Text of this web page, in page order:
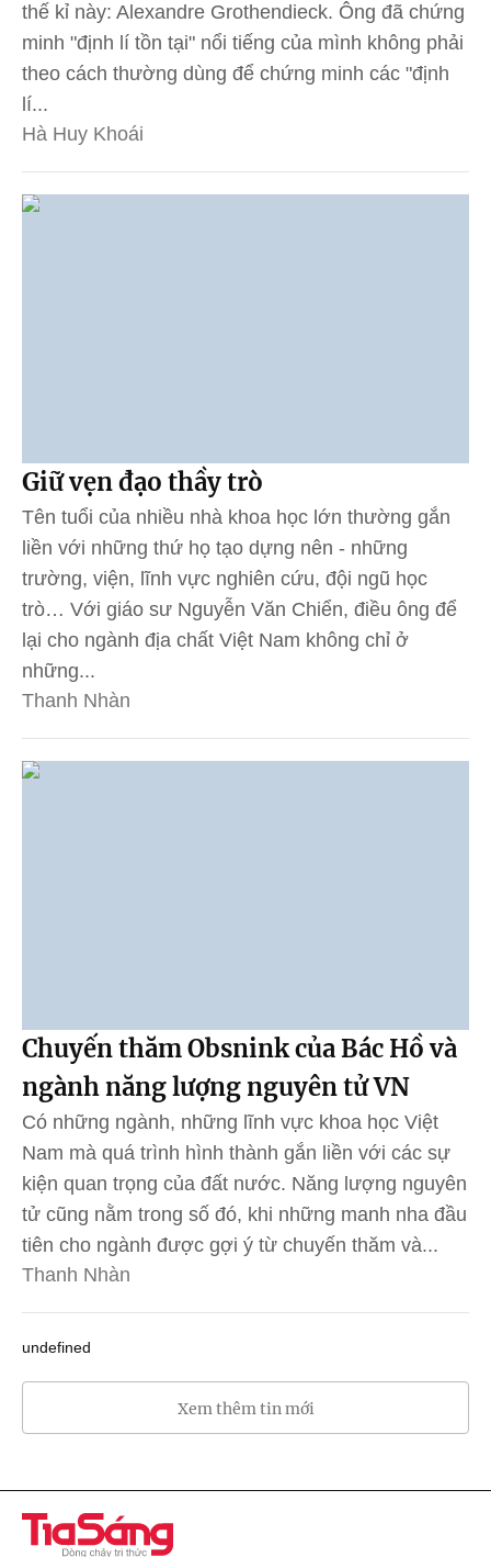
thế kỉ này: Alexandre Grothendieck. Ông đã chứng
minh "định lí tồn tại" nổi tiếng của mình không phải
theo cách thường dùng để chứng minh các "định
lí...
Hà Huy Khoái
Giữ vẹn đạo thầy trò
Tên tuổi của nhiều nhà khoa học lớn thường gắn
liền với những thứ họ tạo dựng nên - những
trường, viện, lĩnh vực nghiên cứu, đội ngũ học
trò… Với giáo sư Nguyễn Văn Chiển, điều ông để
lại cho ngành địa chất Việt Nam không chỉ ở
những...
Thanh Nhàn
Chuyến thăm Obsnink của Bác Hồ và
ngành năng lượng nguyên tử VN
Có những ngành, những lĩnh vực khoa học Việt
Nam mà quá trình hình thành gắn liền với các sự
kiện quan trọng của đất nước. Năng lượng nguyên
tử cũng nằm trong số đó, khi những manh nha đầu
tiên cho ngành được gợi ý từ chuyến thăm và...
Thanh Nhàn
undefined
Xem thêm tin mới